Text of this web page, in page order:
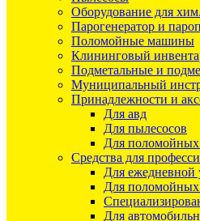
Оборудование для
Парогенератор и
Поломойные машины
Клининговый
Подметальные и
Муниципальный
Принадлежности и
Для авд
Для пылесосов
Для
Средства для
Для ежедневной
Для
Для